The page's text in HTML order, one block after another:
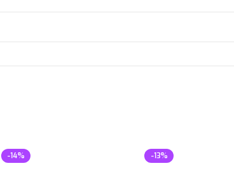
-14% -13%